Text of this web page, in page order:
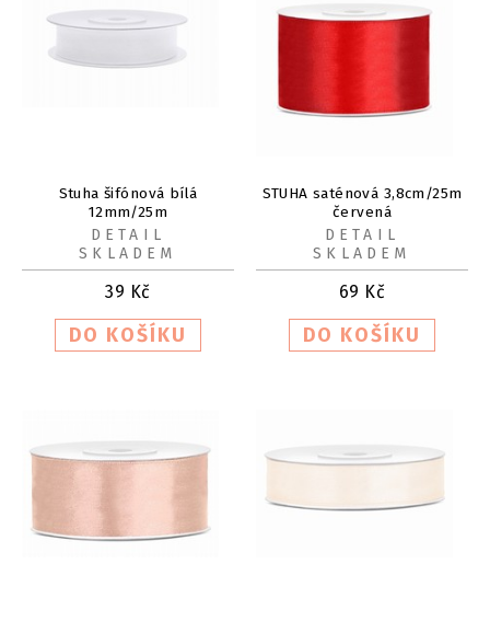
Stuha šifónová bílá
12mm/25m
39 Kč
DETAIL
SKLADEM
STUHA saténová 3,8cm/25m
červená
69 Kč
DETAIL
SKLADEM